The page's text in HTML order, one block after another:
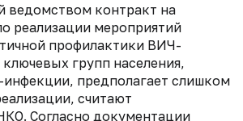
ведомством контракт на
реализации мероприятий
профилактики ВИЧ-
групп населения,
предполагает слишком
считают
Согласно документации